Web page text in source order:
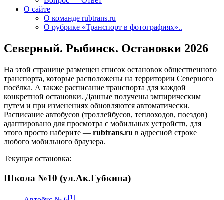
О сайте
О команде rubtrans.ru
О рубрике «Транспорт в фотографиях»..
Северный. Рыбинск. Остановки 2026
На этой странице размещен список остановок общественного
транспорта, которые расположены на территории Северного
посёлка. А также расписание транспорта для каждой
конкретной остановки. Данные получены эмпирическим
путем и при изменениях обновляются автоматически.
Расписание автобусов (троллейбусов, теплоходов, поездов)
адаптировано для просмотра с мобильных устройств, для
этого просто наберите — rubtrans.ru в адресной строке
любого мобильного браузера.
Текущая остановка:
Школа №10 (ул.Ак.Губкина)
[1]